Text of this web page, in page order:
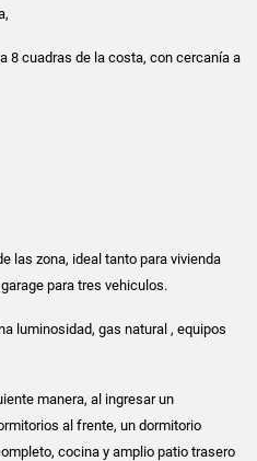
8 cuadras de la costa, con cercanía a
las zona, ideal tanto para vivienda
para tres vehiculos.
luminosidad, gas natural , equipos
manera, al ingresar un
al frente, un dormitorio
cocina y amplio patio trasero